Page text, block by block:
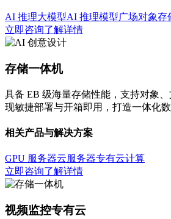
AI 推理大模型AI 推理模型广场对象存
立即咨询了解详情
存储一体机
具备 EB 级海量存储性能，支持对象
现敏捷部署与开箱即用，打造一体化数
相关产品与解决方案
GPU 服务器云服务器专有云计算
立即咨询了解详情
视频监控专有云